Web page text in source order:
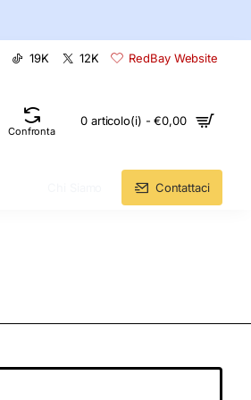
19K 12K RedBay Website
Confronta
0 articolo(i) - €0,00
Contattaci